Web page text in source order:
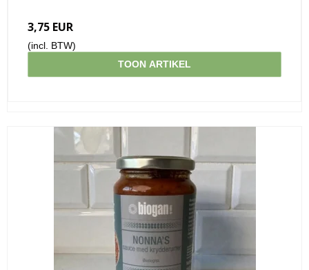
3,75 EUR
(incl. BTW)
TOON ARTIKEL